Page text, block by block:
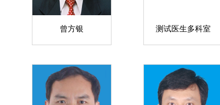
曾方银 测试医生多科室